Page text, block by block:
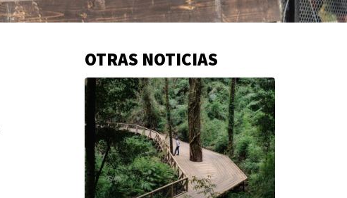
Información
adicional
OTRAS NOTICIAS